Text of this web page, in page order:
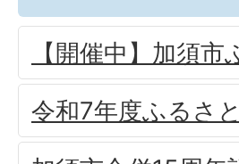
【開催中】加須
令和7年度ふるさ